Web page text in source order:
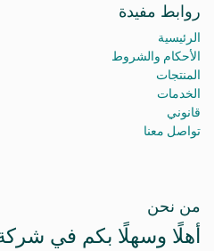
روابط مفيدة
الرئيسية
الأحكام والشروط
المنتجات
الخدمات
قانوني
تواصل معنا
من نحن
أهلًا وسهلًا بكم في